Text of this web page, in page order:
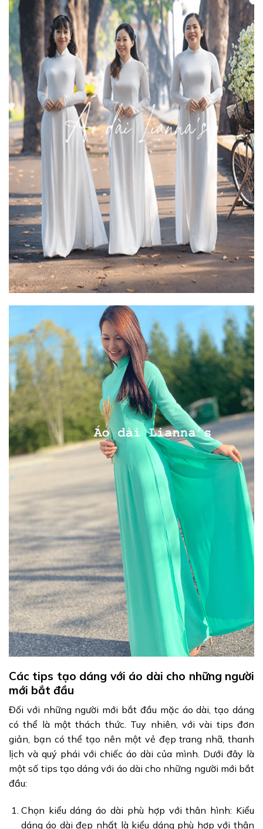
Các tips tạo dáng với áo dài cho những người
mới bắt đầu
Đối với những người mới bắt đầu mặc áo dài, tạo dáng
có thể là một thách thức. Tuy nhiên, với vài tips đơn
giản, bạn có thể tạo nên một vẻ đẹp trang nhã, thanh
lịch và quý phái với chiếc áo dài của mình. Dưới đây là
một số tips tạo dáng với áo dài cho những người mới bắt
đầu:
Chọn kiểu dáng áo dài phù hợp với thân hình: Kiểu
dáng áo dài đẹp nhất là kiểu dáng phù hợp với thân